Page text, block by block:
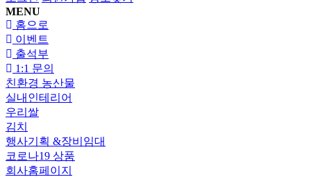
MENU
홈으로
이벤트
출석부
1:1 문의
친환경 농산물
실내인테리어
우리쌀
김치
행사기획 &장비임대
코로나19 상품
회사홈페이지